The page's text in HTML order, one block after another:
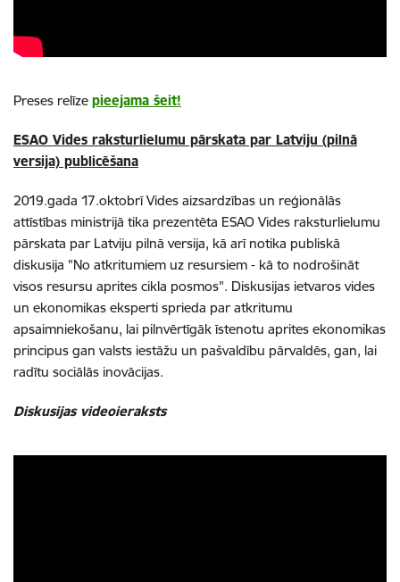
Preses relīze pieejama šeit!
ESAO Vides raksturlielumu pārskata par Latviju (pilnā
versija) publicēšana
2019.gada 17.oktobrī Vides aizsardzības un reģionālās
attīstības ministrijā tika prezentēta ESAO Vides raksturlielumu
pārskata par Latviju pilnā versija, kā arī notika publiskā
diskusija "No atkritumiem uz resursiem - kā to nodrošināt
visos resursu aprites cikla posmos". Diskusijas ietvaros vides
un ekonomikas eksperti sprieda par atkritumu
apsaimniekošanu, lai pilnvērtīgāk īstenotu aprites ekonomikas
principus gan valsts iestāžu un pašvaldību pārvaldēs, gan, lai
radītu sociālās inovācijas.
Diskusijas videoieraksts